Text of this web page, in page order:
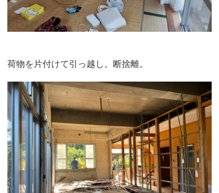
荷物を片付けて引っ越し。断捨離。